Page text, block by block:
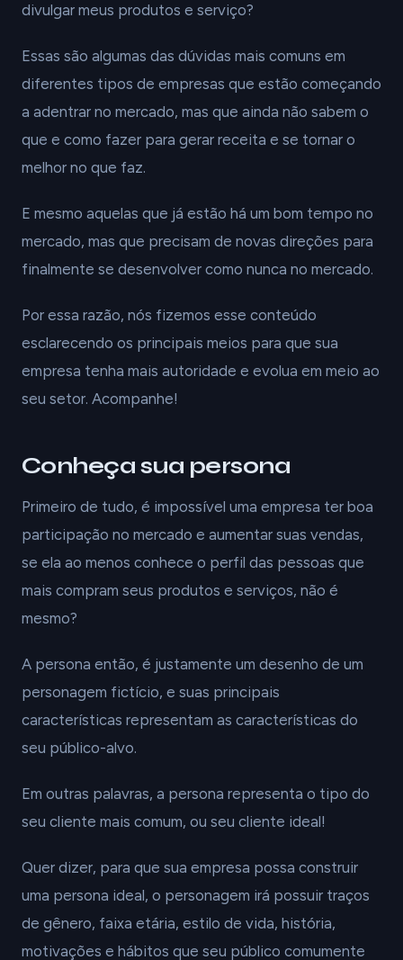
divulgar meus produtos e serviço?
Essas são algumas das dúvidas mais comuns em
diferentes tipos de empresas que estão começando
a adentrar no mercado, mas que ainda não sabem o
que e como fazer para gerar receita e se tornar o
melhor no que faz.
E mesmo aquelas que já estão há um bom tempo no
mercado, mas que precisam de novas direções para
finalmente se desenvolver como nunca no mercado.
Por essa razão, nós fizemos esse conteúdo
esclarecendo os principais meios para que sua
empresa tenha mais autoridade e evolua em meio ao
seu setor. Acompanhe!
Conheça sua persona
Primeiro de tudo, é impossível uma empresa ter boa
participação no mercado e aumentar suas vendas,
se ela ao menos conhece o perfil das pessoas que
mais compram seus produtos e serviços, não é
mesmo?
A persona então, é justamente um desenho de um
personagem fictício, e suas principais
características representam as características do
seu público-alvo.
Em outras palavras, a persona representa o tipo do
seu cliente mais comum, ou seu cliente ideal!
Quer dizer, para que sua empresa possa construir
uma persona ideal, o personagem irá possuir traços
de gênero, faixa etária, estilo de vida, história,
motivações e hábitos que seu público comumente